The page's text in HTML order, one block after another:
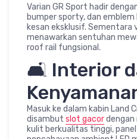
Varian GR Sport hadir
bumper sporty, dan
kesan eksklusif. Sementara
menawarkan sentuhan
roof rail fungsional.
🛋️ Interior
Masuk ke dalam kabin Land
disambut slot gacordengan
kulit berkualitas tinggi,